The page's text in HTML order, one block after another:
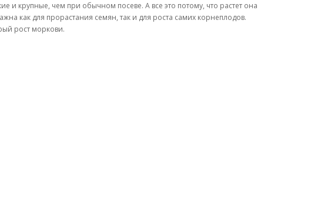
и крупные, чем при обычном посеве. А все это потому, что растет она
как для прорастания семян, так и для роста самих корнеплодов.
рост моркови.